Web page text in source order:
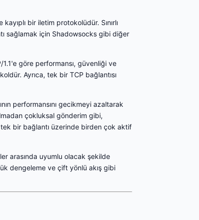
bir iletim protokolüdür. Sınırlı
sağlamak için Shadowsocks gibi diğer
göre performansı, güvenliği ve
Ayrıca, tek bir TCP bağlantısı
performansını gecikmeyi azaltarak
çokluksal gönderim gibi,
bir bağlantı üzerinde birden çok aktif
arasında uyumlu olacak şekilde
dengeleme ve çift yönlü akış gibi